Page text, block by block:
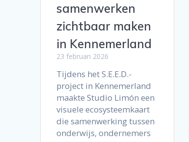
samenwerken
zichtbaar maken
in Kennemerland
23 februari 2026
Tijdens het S.E.E.D.-
project in Kennemerland
maakte Studio Limón een
visuele ecosysteemkaart
die samenwerking tussen
onderwijs, ondernemers